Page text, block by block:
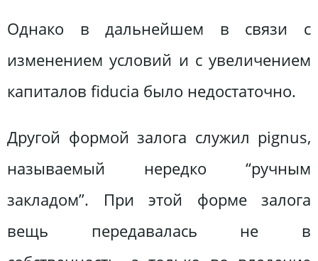
Однако в дальнейшем в связи с
изменением условий и с увеличением
капиталов fiducia было недостаточно.
Другой формой залога служил pignus,
называемый нередко “ручным
закладом”. При этой форме залога
вещь передавалась не в